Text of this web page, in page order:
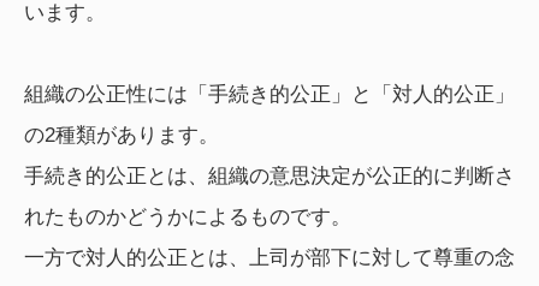
います。
組織の公正性には「手続き的公正」と「対人的公正」
の2種類があります。
手続き的公正とは、組織の意思決定が公正的に判断さ
れたものかどうかによるものです。
一方で対人的公正とは、上司が部下に対して尊重の念